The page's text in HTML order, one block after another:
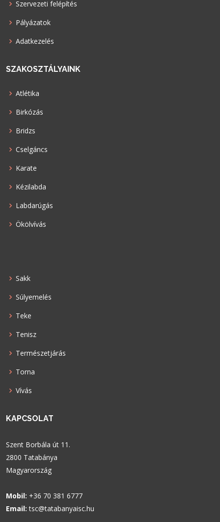
Szervezeti felépítés
Pályázatok
Adatkezelés
SZAKOSZTÁLYAINK
Atlétika
Birkózás
Bridzs
Cselgáncs
Karate
Kézilabda
Labdarúgás
Ökölvívás
Sakk
Súlyemelés
Teke
Tenisz
Természetjárás
Torna
Vívás
KAPCSOLAT
Szent Borbála út 11.
2800 Tatabánya
Magyarország
Mobil: +36 70 381 6777
Email: tsc@tatabanyaisc.hu